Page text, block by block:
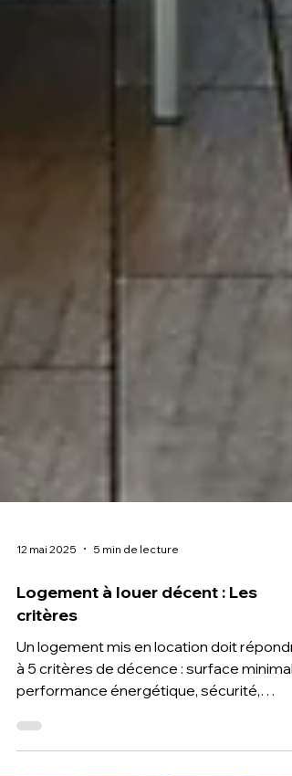
12 mai 2025 5 min de lecture
critères
Un logement mis en location doit
performance énergétique, sécurité,
absence de nuisibles et équipements